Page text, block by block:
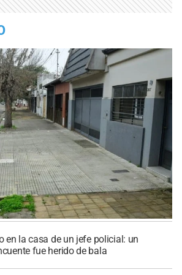
en la casa de un jefe policial: un
fue herido de bala